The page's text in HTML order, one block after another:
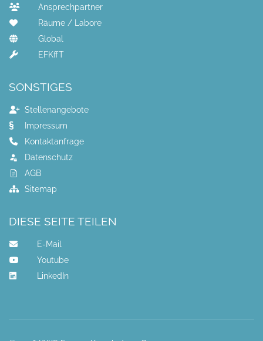
Ansprechpartner
Räume / Labore
Global
EFKffT
SONSTIGES
Stellenangebote
Impressum
Kontaktanfrage
Datenschutz
AGB
Sitemap
DIESE SEITE TEILEN
E-Mail
Youtube
LinkedIn